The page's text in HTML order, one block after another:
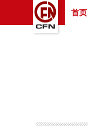
首页